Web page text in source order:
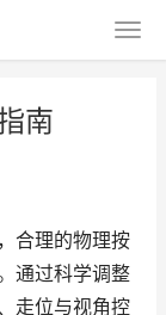
南
合理的物理按
通过科学调整
走位与视角控